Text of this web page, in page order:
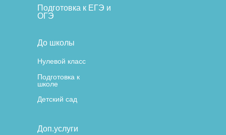
Подготовка к ЕГЭ и
ОГЭ
До школы
Нулевой класс
Подготовка к
школе
Детский сад
Доп.услуги